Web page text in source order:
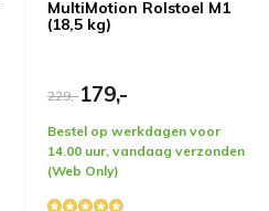
MultiMotion Rolstoel M1
(18,5 kg)
229,-179,-
Bestel op werkdagen voor
14.00 uur, vandaag verzonden
(Web Only)